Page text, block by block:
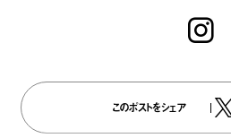
このポストをシェア